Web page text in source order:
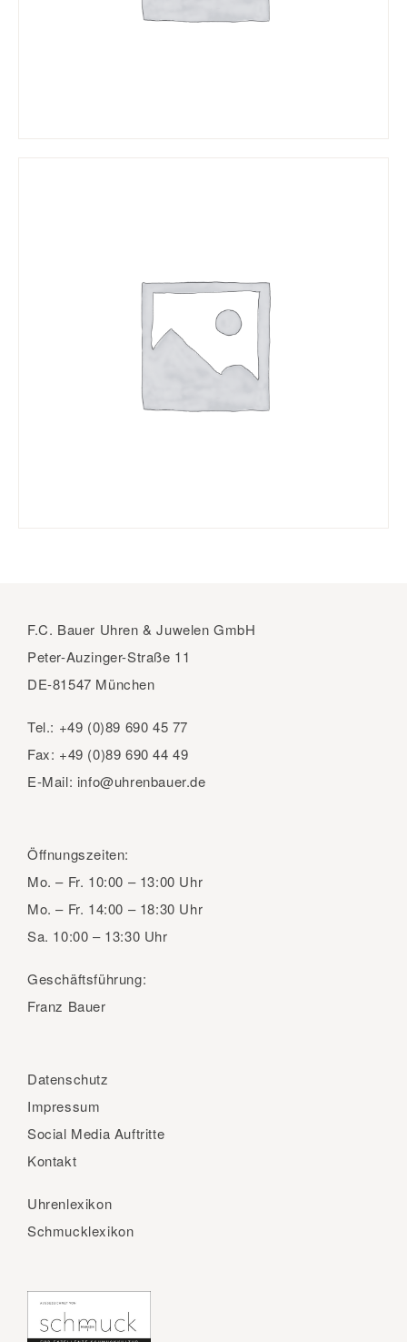
F.C. Bauer Uhren & Juwelen GmbH
Peter-Auzinger-Straße 11
DE-81547 München
Tel.: +49 (0)89 690 45 77
Fax: +49 (0)89 690 44 49
E-Mail: info@uhrenbauer.de
Öffnungszeiten:
Mo. – Fr. 10:00 – 13:00 Uhr
Mo. – Fr. 14:00 – 18:30 Uhr
Sa. 10:00 – 13:30 Uhr
Geschäftsführung:
Franz Bauer
Datenschutz
Impressum
Social Media Auftritte
Kontakt
Uhrenlexikon
Schmucklexikon